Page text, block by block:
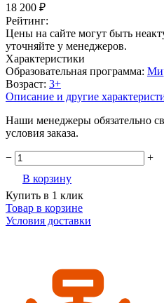
18 200 ₽
Рейтинг:
Цены на сайте могут быть
уточняйте у менеджеров.
Характеристики
Образовательная программа:
Возраст: 3+
Описание и другие
Наши менеджеры обязательно
условия заказа.
−
+
В корзину
Купить в 1 клик
Товар в корзине
Условия доставки